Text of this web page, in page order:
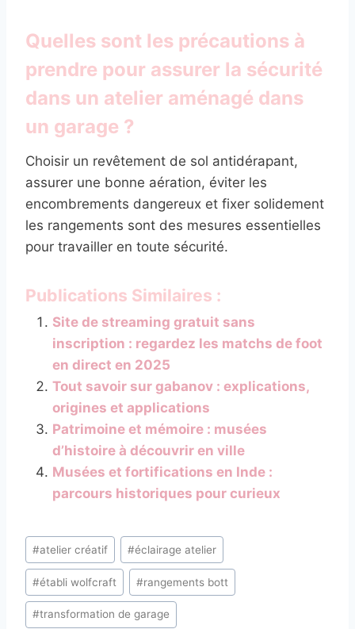
Quelles sont les précautions à
prendre pour assurer la sécurité
dans un atelier aménagé dans
un garage ?
Choisir un revêtement de sol antidérapant,
assurer une bonne aération, éviter les
encombrements dangereux et fixer solidement
les rangements sont des mesures essentielles
pour travailler en toute sécurité.
Publications Similaires :
Site de streaming gratuit sans
inscription : regardez les matchs de foot
en direct en 2025
Tout savoir sur gabanov : explications,
origines et applications
Patrimoine et mémoire : musées
d’histoire à découvrir en ville
Musées et fortifications en Inde :
parcours historiques pour curieux
Étiquettes
de
la
publication :
#atelier créatif #éclairage atelier
#établi wolfcraft #rangements bott
#transformation de garage